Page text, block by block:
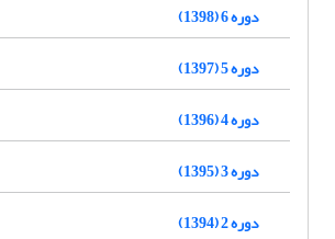
دوره 6 (1398)
دوره 5 (1397)
دوره 4 (1396)
دوره 3 (1395)
دوره 2 (1394)